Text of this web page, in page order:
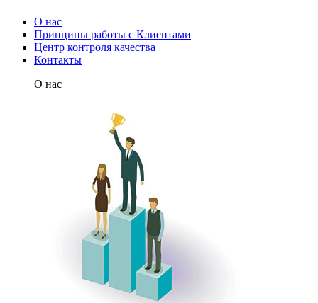
О нас
Принципы работы с Клиентами
Центр контроля качества
Контакты
О нас